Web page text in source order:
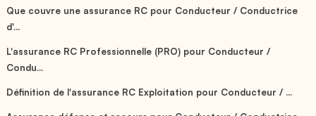
Que couvre une assurance RC pour Conducteur / Conductrice
d'...
L'assurance RC Professionnelle (PRO) pour Conducteur /
Condu...
Définition de l'assurance RC Exploitation pour Conducteur / ...